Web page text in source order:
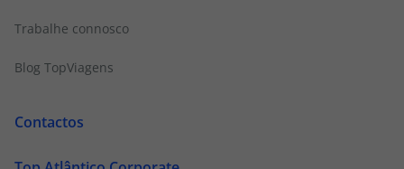
Trabalhe connosco
Blog TopViagens
Contactos